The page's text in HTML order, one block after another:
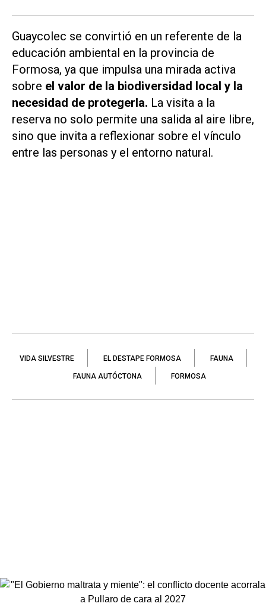
Guaycolec se convirtió en un referente de la
educación ambiental en la provincia de
Formosa, ya que impulsa una mirada activa
sobre el valor de la biodiversidad local y la
necesidad de protegerla. La visita a la
reserva no solo permite una salida al aire libre,
sino que invita a reflexionar sobre el vínculo
entre las personas y el entorno natural.
VIDA SILVESTRE EL DESTAPE FORMOSA FAUNA
FAUNA AUTÓCTONA FORMOSA